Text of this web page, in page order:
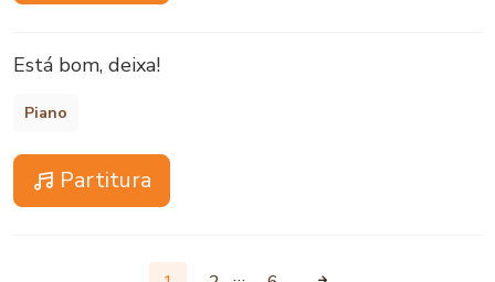
Está bom, deixa!
Piano
Partitura
…